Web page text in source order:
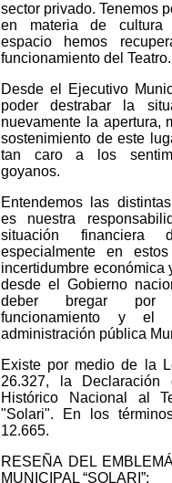
sector privado. Tenemos
en materia de
espacio hemos
funcionamiento del Teatro.
Desde el Ejecutivo
poder destrabar la
nuevamente la apertura,
sostenimiento de este
tan caro a los
goyanos.
Entendemos las
es nuestra
situación financiera
especialmente en
incertidumbre económica
desde el Gobierno
deber bregar por
funcionamiento y
administración pública
Existe por medio de la
26.327, la Declaración
Histórico Nacional al
"Solari". En los
12.665.
RESEÑA DEL
MUNICIPAL “SOLARI”: